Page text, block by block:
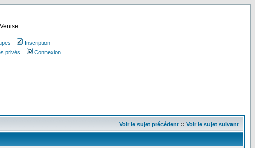
Inscription
privés Connexion
Voir le sujet précédent :: Voir le sujet suivant